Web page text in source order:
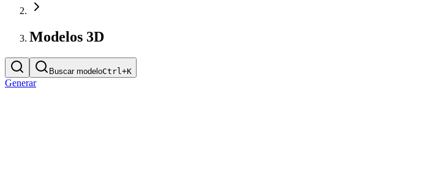
Modelos 3D
Buscar modeloCtrl+K
Generar